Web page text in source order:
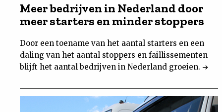
Meer bedrijven in Nederland door
meer starters en minder stoppers
Door een toename van het aantal starters en een
daling van het aantal stoppers en faillissementen
blijft het aantal bedrijven in Nederland groeien.